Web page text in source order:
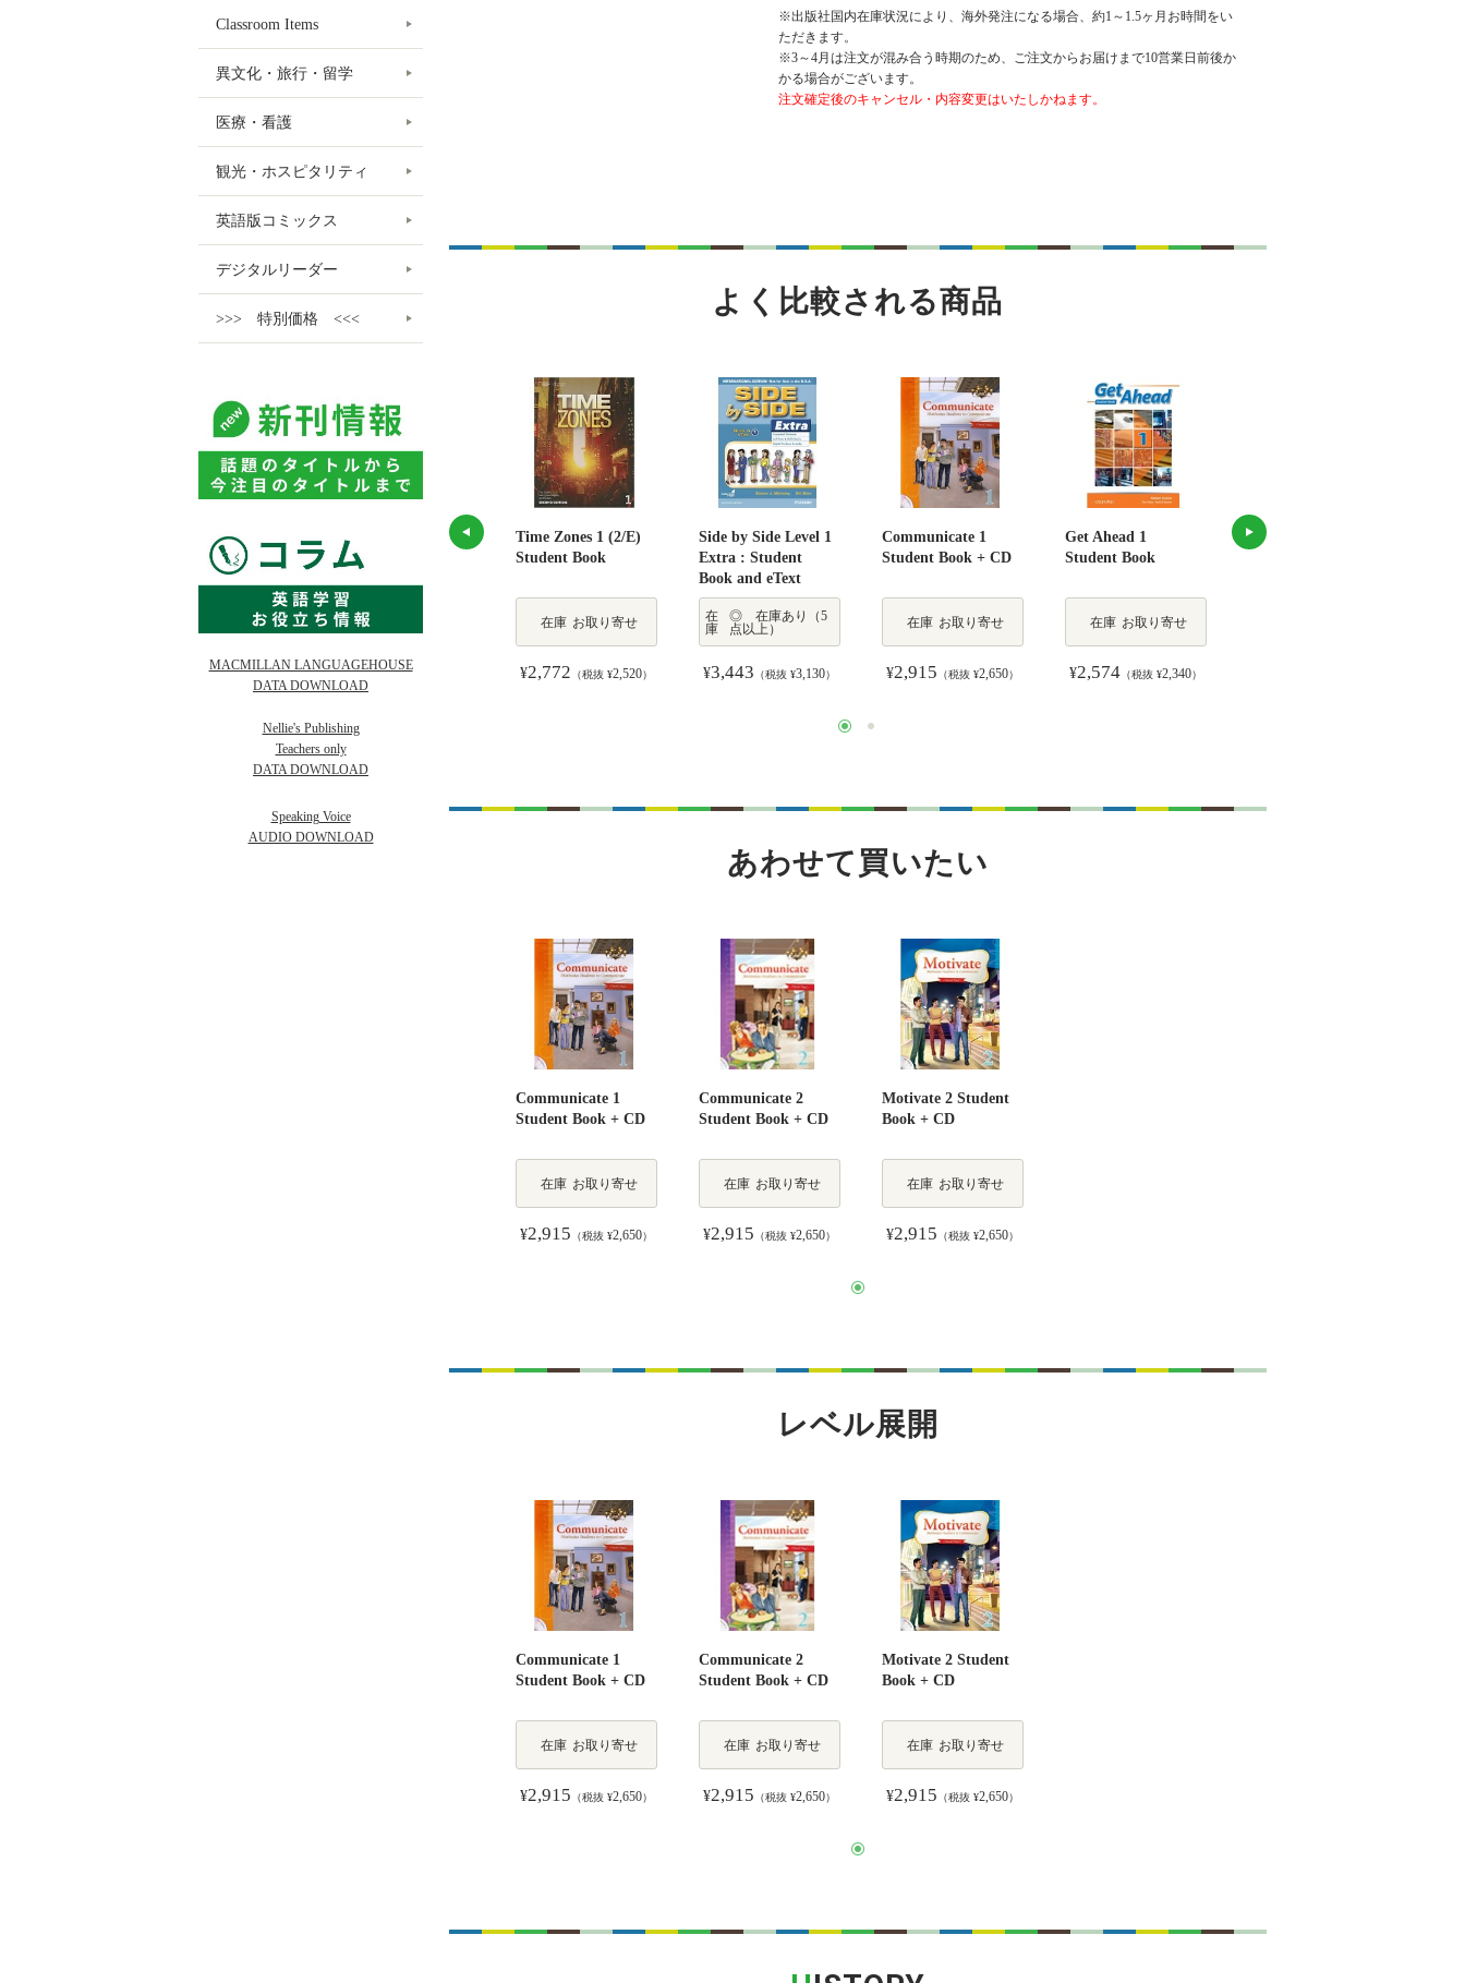
※出版社国内在庫状況により、海外発注になる場合、約1～1.5ヶ月お時間をい
ただきます。
※3～4月は注文が混み合う時期のため、ご注文からお届けまで10営業日前後か
かる場合がございます。
注文確定後のキャンセル・内容変更はいたしかねます。
よく比較される商品
My First Passport 1
(2/E) Student Book
お取り寄せ
（税抜 ¥2,300）
Four Corners 1 SB
+Self Study ROM
在庫
¥3,135（税抜 ¥
Time Zones 1 (2/E)
Student Book
在庫 お取り寄せ
¥2,772 （税抜 ¥2,520）
Side by Side Level 1
Extra : Student
Book and eText
在
庫
◎ 在庫あり（5
点以上）
¥3,443 （税抜 ¥3,130）
Communicate 1
Student Book + CD
在庫 お取り寄せ
¥2,915 （税抜 ¥2,650）
Get Ahead 1
Student Book
在庫 お取り寄せ
¥2,574 （税抜 ¥2,340）
English Firsthand 1
あわせて買いたい
Communicate 1
Student Book + CD
在庫 お取り寄せ
¥2,915 （税抜 ¥2,650）
Communicate 2
Student Book + CD
在庫 お取り寄せ
¥2,915 （税抜 ¥2,650）
Motivate 2 Student
Book + CD
在庫 お取り寄せ
¥2,915 （税抜 ¥2,650）
レベル展開
Communicate 1
Student Book + CD
在庫 お取り寄せ
¥2,915 （税抜 ¥2,650）
Communicate 2
Student Book + CD
在庫 お取り寄せ
¥2,915 （税抜 ¥2,650）
Motivate 2 Student
Book + CD
在庫 お取り寄せ
¥2,915 （税抜 ¥2,650）
Classroom Items
異文化・旅行・留学
医療・看護
観光・ホスピタリティ
英語版コミックス
デジタルリーダー
>>> 特別価格 <<<
MACMILLAN LANGUAGEHOUSE
DATA DOWNLOAD
Nellie's Publishing
Teachers only
DATA DOWNLOAD
Speaking Voice
AUDIO DOWNLOAD